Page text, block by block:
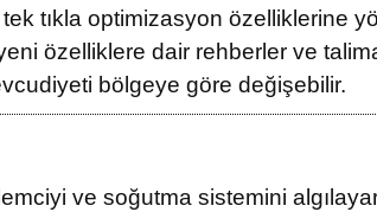
tıkla optimizasyon özelliklerine
özelliklere dair rehberler ve
bölgeye göre değişebilir.
ve soğutma sistemini